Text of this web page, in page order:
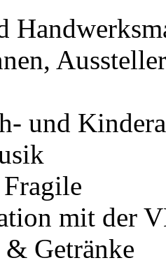
und
mit der
& Getränke